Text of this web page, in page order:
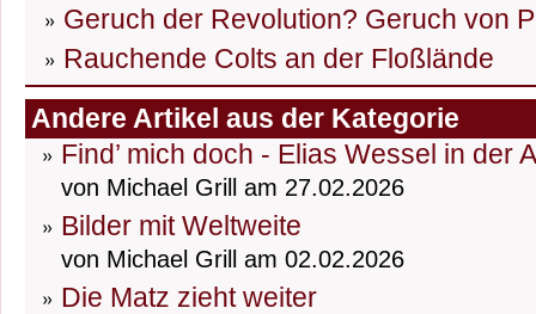
Geruch der Revolution? Geruch von
Rauchende Colts an der Floßlände
Andere Artikel aus der Kategorie
Find’ mich doch - Elias Wessel in der
von Michael Grill am 27.02.2026
Bilder mit Weltweite
von Michael Grill am 02.02.2026
Die Matz zieht weiter